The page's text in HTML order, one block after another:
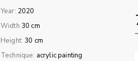
Year: 2020
Width 30 cm
Height: 30 cm
Technique: acrylic painting